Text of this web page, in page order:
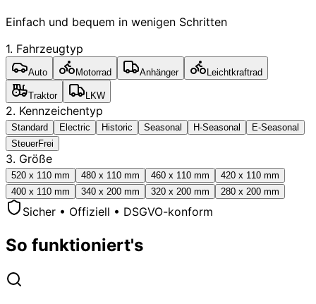
Einfach und bequem in wenigen Schritten
1. Fahrzeugtyp
Auto Motorrad Anhänger Leichtkraftrad
Traktor LKW
2. Kennzeichentyp
Standard Electric Historic Seasonal H-Seasonal
E-Seasonal
SteuerFrei
3. Größe
520 x 110 mm 480 x 110 mm 460 x 110 mm
420 x 110 mm
400 x 110 mm
340 x 200 mm 320 x 200 mm 280 x 200 mm
Sicher • Offiziell • DSGVO-konform
So funktioniert's